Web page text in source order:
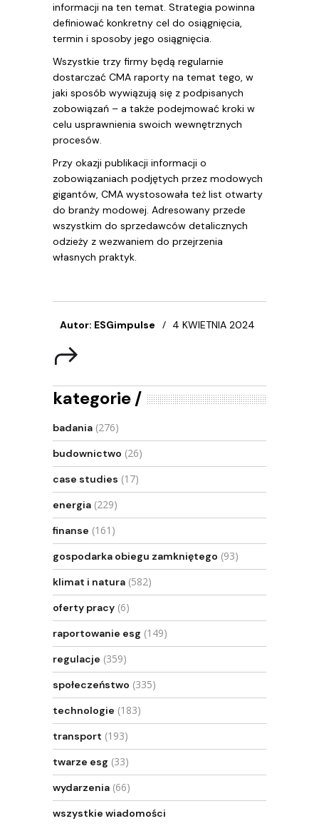
informacji na ten temat. Strategia powinna
definiować konkretny cel do osiągnięcia,
termin i sposoby jego osiągnięcia.
Wszystkie trzy firmy będą regularnie
dostarczać CMA raporty na temat tego, w
jaki sposób wywiązują się z podpisanych
zobowiązań – a także podejmować kroki w
celu usprawnienia swoich wewnętrznych
procesów.
Przy okazji publikacji informacji o
zobowiązaniach podjętych przez modowych
gigantów, CMA wystosowała też list otwarty
do branży modowej. Adresowany przede
wszystkim do sprzedawców detalicznych
odzieży z wezwaniem do przejrzenia
własnych praktyk.
Autor: ESGimpulse 4 KWIETNIA 2024
kategorie
badania (276)
budownictwo (26)
case studies (17)
energia (229)
finanse (161)
gospodarka obiegu zamkniętego (93)
klimat i natura (582)
oferty pracy (6)
raportowanie esg (149)
regulacje (359)
społeczeństwo (335)
technologie (183)
transport (193)
twarze esg (33)
wydarzenia (66)
wszystkie wiadomości